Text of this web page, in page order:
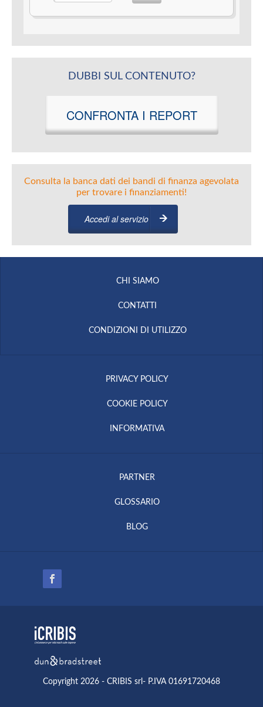
DUBBI SUL CONTENUTO?
CONFRONTA I REPORT
Consulta la banca dati dei bandi di finanza agevolata
per trovare i finanziamenti!
Accedi al servizio
CHI SIAMO
CONTATTI
CONDIZIONI DI UTILIZZO
PRIVACY POLICY
COOKIE POLICY
INFORMATIVA
PARTNER
GLOSSARIO
BLOG
Copyright 2026 - CRIBIS srl- P.IVA 01691720468